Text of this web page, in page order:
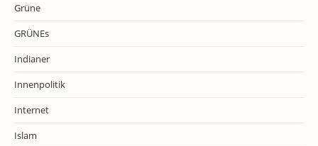
Grüne
GRÜNEs
Indianer
Innenpolitik
Internet
Islam